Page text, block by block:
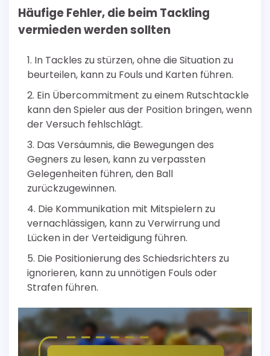
Häufige Fehler, die beim Tackling
vermieden werden sollten
In Tackles zu stürzen, ohne die Situation zu
beurteilen, kann zu Fouls und Karten führen.
Ein Übercommitment zu einem Rutschtackle
kann den Spieler aus der Position bringen, wenn
der Versuch fehlschlägt.
Das Versäumnis, die Bewegungen des
Gegners zu lesen, kann zu verpassten
Gelegenheiten führen, den Ball
zurückzugewinnen.
Die Kommunikation mit Mitspielern zu
vernachlässigen, kann zu Verwirrung und
Lücken in der Verteidigung führen.
Die Positionierung des Schiedsrichters zu
ignorieren, kann zu unnötigen Fouls oder
Strafen führen.